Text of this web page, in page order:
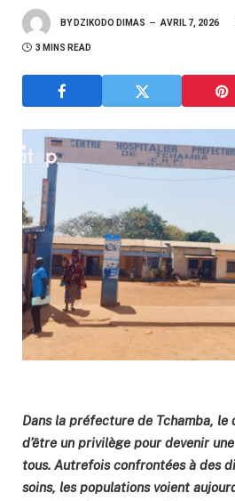
BY DZIKODO DIMAS AVRIL 7, 2026
3 MINS READ
Dans la préfecture de Tchamba, le
d’être un privilège pour devenir
tous. Autrefois confrontées à des
soins, les populations voient